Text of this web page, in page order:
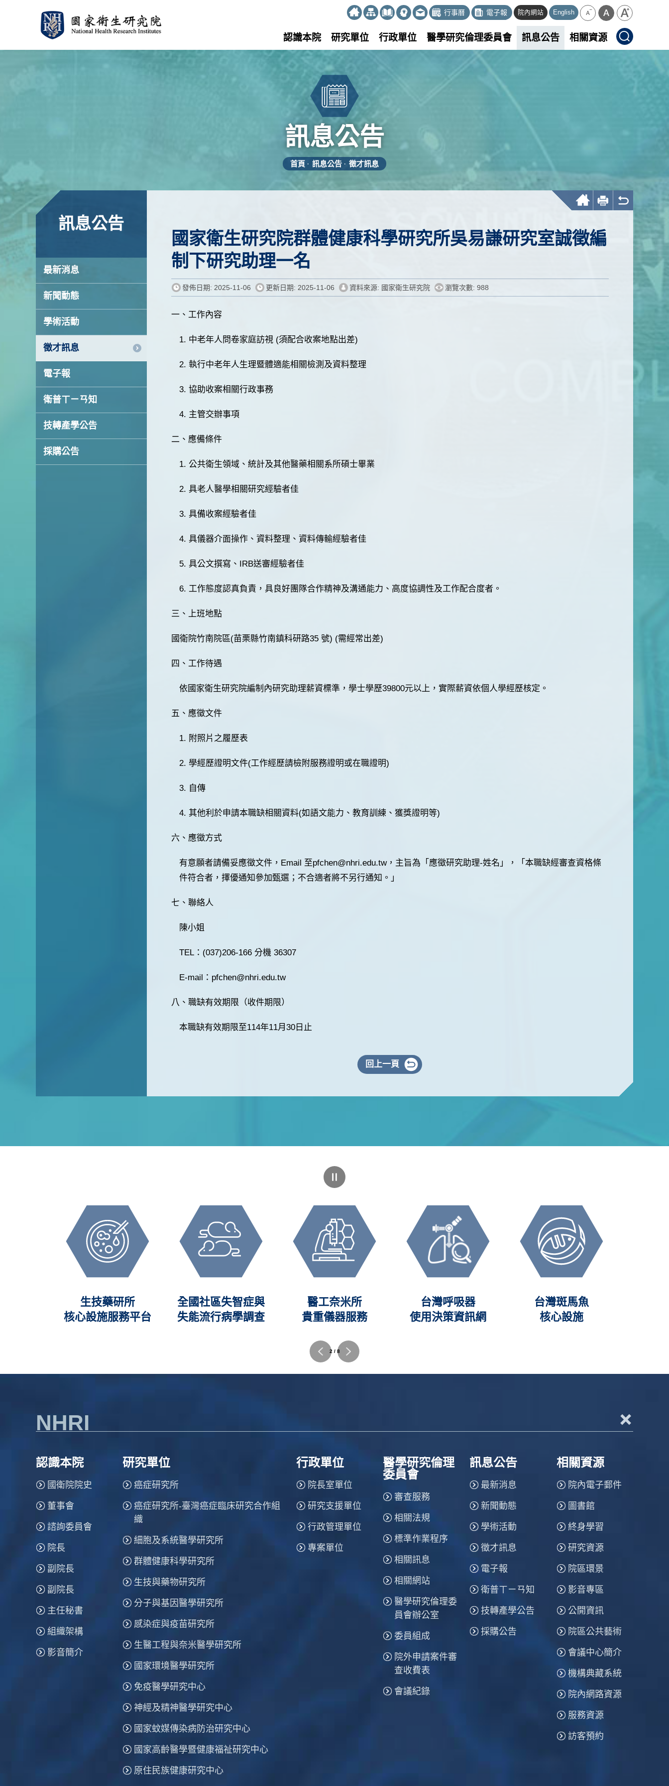
行事曆 電子報 院內網站 English
認識本院 研究單位 行政單位 醫學研究倫理委員會 訊息公告 相關資源
訊息公告
首頁 訊息公告 徵才訊息
:::
訊息公告
最新消息
新聞動態
學術活動
徵才訊息
電子報
衛普ㄒㄧㄢ知
技轉產學公告
採購公告
友善列印
國家衛生研究院群體健康科學研究所吳易謙研究室誠徵編
制下研究助理一名
發佈日期: 2025-11-06 更新日期: 2025-11-06 資料來源: 國家衛生研究院 瀏覽次數: 988
一、工作內容
1. 中老年人問卷家庭訪視 (須配合收案地點出差)
2. 執行中老年人生理暨體適能相關檢測及資料整理
3. 協助收案相關行政事務
4. 主管交辦事項
二、應備條件
1. 公共衛生領域、統計及其他醫藥相關系所碩士畢業
2. 具老人醫學相關研究經驗者佳
3. 具備收案經驗者佳
4. 具儀器介面操作、資料整理、資料傳輸經驗者佳
5. 具公文撰寫、IRB送審經驗者佳
6. 工作態度認真負責，具良好團隊合作精神及溝通能力、高度協調性及工作配合度者。
三、上班地點
國衛院竹南院區(苗栗縣竹南鎮科研路35 號) (需經常出差)
四、工作待遇
依國家衛生研究院編制內研究助理薪資標準，學士學歷39800元以上，實際薪資依個人學經歷核定。
五、應徵文件
1. 附照片之履歷表
2. 學經歷證明文件(工作經歷請檢附服務證明或在職證明)
3. 自傳
4. 其他利於申請本職缺相關資料(如語文能力、教育訓練、獲獎證明等)
六、應徵方式
有意願者請備妥應徵文件，Email 至pfchen@nhri.edu.tw，主旨為「應徵研究助理-姓名」，「本職缺經審查資格條
件符合者，擇優通知參加甄選；不合適者將不另行通知。」
七、聯絡人
陳小姐
TEL：(037)206-166 分機 36307
E-mail：pfchen@nhri.edu.tw
八、職缺有效期限（收件期限）
本職缺有效期限至114年11月30日止
回上一頁
生技藥研所
核心設施服務平台
全國社區失智症與
失能流行病學調查
醫工奈米所
貴重儀器服務
台灣呼吸器
使用決策資訊網
台灣斑馬魚
核心設施
2 / 8
NHRI +
認識本院
國衛院院史
董事會
諮詢委員會
院長
副院長
副院長
主任秘書
組織架構
影音簡介
研究單位
癌症研究所
癌症研究所-臺灣癌症臨床研究合作組
織
細胞及系統醫學研究所
群體健康科學研究所
生技與藥物研究所
分子與基因醫學研究所
感染症與疫苗研究所
生醫工程與奈米醫學研究所
國家環境醫學研究所
免疫醫學研究中心
神經及精神醫學研究中心
國家蚊媒傳染病防治研究中心
國家高齡醫學暨健康福祉研究中心
原住民族健康研究中心
行政單位
院長室單位
研究支援單位
行政管理單位
專案單位
醫學研究倫理
委員會
審查服務
相關法規
標準作業程序
相關訊息
相關網站
醫學研究倫理委
員會辦公室
委員組成
院外申請案件審
查收費表
會議紀錄
訊息公告
最新消息
新聞動態
學術活動
徵才訊息
電子報
衛普ㄒㄧㄢ知
技轉產學公告
採購公告
相關資源
院內電子郵件
圖書館
終身學習
研究資源
院區環景
影音專區
公開資訊
院區公共藝術
會議中心簡介
機構典藏系統
院內網路資源
服務資源
訪客預約